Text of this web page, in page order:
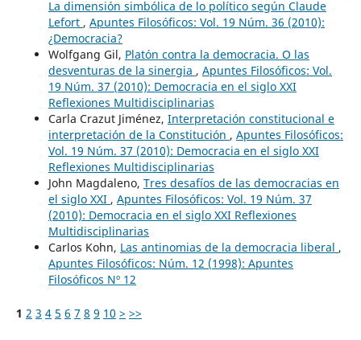
La dimensión simbólica de lo político según Claude
Lefort , Apuntes Filosóficos: Vol. 19 Núm. 36 (2010):
¿Democracia?
Wolfgang Gil, Platón contra la democracia. O las
desventuras de la sinergia , Apuntes Filosóficos: Vol.
19 Núm. 37 (2010): Democracia en el siglo XXI
Reflexiones Multidisciplinarias
Carla Crazut Jiménez, Interpretación constitucional e
interpretación de la Constitución , Apuntes Filosóficos:
Vol. 19 Núm. 37 (2010): Democracia en el siglo XXI
Reflexiones Multidisciplinarias
John Magdaleno, Tres desafíos de las democracias en
el siglo XXI , Apuntes Filosóficos: Vol. 19 Núm. 37
(2010): Democracia en el siglo XXI Reflexiones
Multidisciplinarias
Carlos Kohn, Las antinomias de la democracia liberal ,
Apuntes Filosóficos: Núm. 12 (1998): Apuntes
Filosóficos Nº 12
1 2 3 4 5 6 7 8 9 10 > >>